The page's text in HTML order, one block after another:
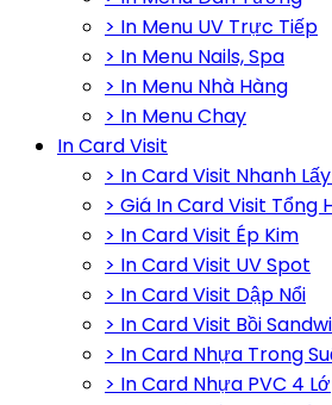
> In Menu UV Trực Tiếp
> In Menu Nails, Spa
> In Menu Nhà Hàng
> In Menu Chay
In Card Visit
> In Card Visit Nhanh
> Giá In Card Visit Tổng
> In Card Visit Ép Kim
> In Card Visit UV Spot
> In Card Visit Dập Nổi
> In Card Visit Bồi
> In Card Nhựa Trong
> In Card Nhựa PVC 4